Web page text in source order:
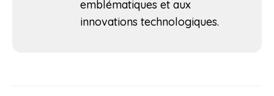
emblématiques et aux
innovations technologiques.